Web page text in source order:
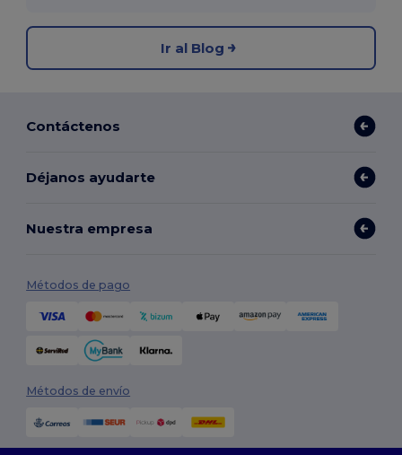
Ir al Blog
Contáctenos
Déjanos ayudarte
Nuestra empresa
Métodos de pago
Métodos de envío